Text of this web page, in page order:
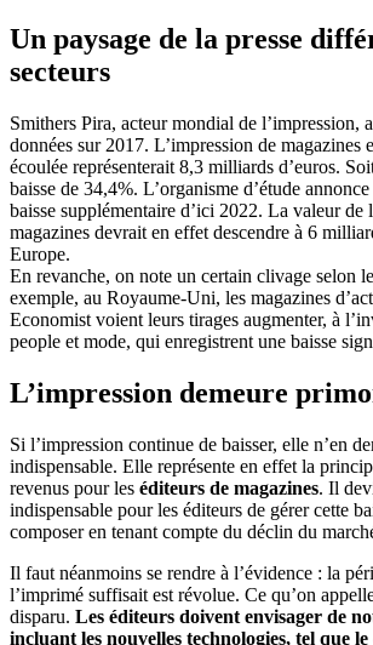
Un paysage de la presse
secteurs
Smithers Pira, acteur mondial de l’impression,
données sur 2017. L’impression de magazines
écoulée représenterait 8,3 milliards d’euros.
baisse de 34,4%. L’organisme d’étude
baisse supplémentaire d’ici 2022. La valeur de
magazines devrait en effet descendre à 6
Europe.
En revanche, on note un certain clivage selon
exemple, au Royaume-Uni, les magazines
Economist voient leurs tirages augmenter, à
people et mode, qui enregistrent une baisse
L’impression demeure
Si l’impression continue de baisser, elle n’en
indispensable. Elle représente en effet la
revenus pour les éditeurs de magazines. Il
indispensable pour les éditeurs de gérer cette
composer en tenant compte du déclin du
Il faut néanmoins se rendre à l’évidence : la
l’imprimé suffisait est révolue. Ce qu’on
disparu. Les éditeurs doivent envisager de
incluant les nouvelles technologies, tel que